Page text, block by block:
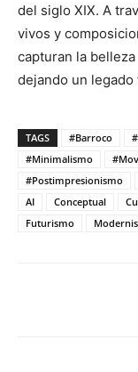
del siglo XIX. A
vivos y
capturan la
dejando un
TAGS #Barroco
#Minimalismo
#Postimpresionismo
AI
Conceptual
Futurismo